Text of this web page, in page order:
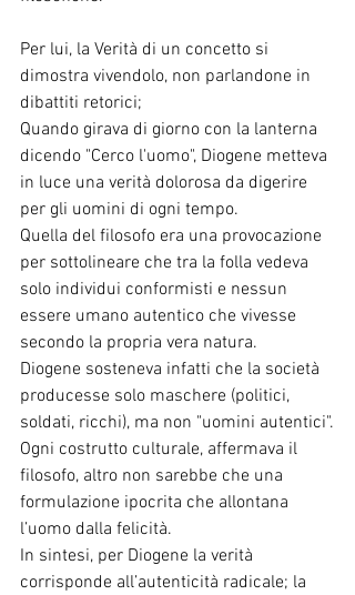
Per lui, la Verità di un concetto si
dimostra vivendolo, non parlandone in
dibattiti retorici;
Quando girava di giorno con la lanterna
dicendo "Cerco l'uomo", Diogene metteva
in luce una verità dolorosa da digerire
per gli uomini di ogni tempo.
Quella del filosofo era una provocazione
per sottolineare che tra la folla vedeva
solo individui conformisti e nessun
essere umano autentico che vivesse
secondo la propria vera natura.
Diogene sosteneva infatti che la società
producesse solo maschere (politici,
soldati, ricchi), ma non "uomini autentici".
Ogni costrutto culturale, affermava il
filosofo, altro non sarebbe che una
formulazione ipocrita che allontana
l’uomo dalla felicità.
In sintesi, per Diogene la verità
corrisponde all’autenticità radicale; la